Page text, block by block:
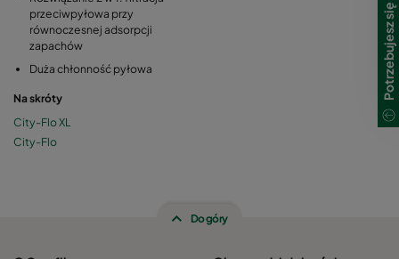
przeciwpyłowa przy
równoczesnej adsorpcji
zapachów
Duża chłonność pyłowa
Na skróty
City-Flo XL
City-Flo
Do góry